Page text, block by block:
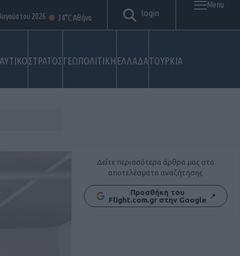
ΣΤΡΑΤΟΣΓΕΩΠΟΛΙΤΙΚΗ ΕΛΛΑΔΑΤΟΥΡΚΙΑ
2026 34°C Αθήνα login
Menu
Δείτε περισσότερα άρθρα μας στα
αποτελέσματα αναζήτησης
Προσθήκη του
Flight.com.gr στην Google ↗